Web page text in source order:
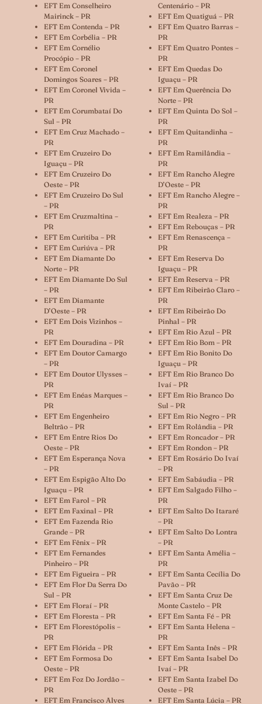
EFT Em Conselheiro
Mairinck – PR
EFT Em Contenda – PR
EFT Em Corbélia – PR
EFT Em Cornélio
Procópio – PR
EFT Em Coronel
Domingos Soares – PR
EFT Em Coronel Vivida –
PR
EFT Em Corumbataí Do
Sul – PR
EFT Em Cruz Machado –
PR
EFT Em Cruzeiro Do
Iguaçu – PR
EFT Em Cruzeiro Do
Oeste – PR
EFT Em Cruzeiro Do Sul
– PR
EFT Em Cruzmaltina –
PR
EFT Em Curitiba – PR
EFT Em Curiúva – PR
EFT Em Diamante Do
Norte – PR
EFT Em Diamante Do Sul
– PR
EFT Em Diamante
D’Oeste – PR
EFT Em Dois Vizinhos –
PR
EFT Em Douradina – PR
EFT Em Doutor Camargo
– PR
EFT Em Doutor Ulysses –
PR
EFT Em Enéas Marques –
PR
EFT Em Engenheiro
Beltrão – PR
EFT Em Entre Rios Do
Oeste – PR
EFT Em Esperança Nova
– PR
EFT Em Espigão Alto Do
Iguaçu – PR
EFT Em Farol – PR
EFT Em Faxinal – PR
EFT Em Fazenda Rio
Grande – PR
EFT Em Fênix – PR
EFT Em Fernandes
Pinheiro – PR
EFT Em Figueira – PR
EFT Em Flor Da Serra Do
Sul – PR
EFT Em Floraí – PR
EFT Em Floresta – PR
EFT Em Florestópolis –
PR
EFT Em Flórida – PR
EFT Em Formosa Do
Oeste – PR
EFT Em Foz Do Jordão –
PR
EFT Em Francisco Alves
Centenário – PR
EFT Em Quatiguá – PR
EFT Em Quatro Barras –
PR
EFT Em Quatro Pontes –
PR
EFT Em Quedas Do
Iguaçu – PR
EFT Em Querência Do
Norte – PR
EFT Em Quinta Do Sol –
PR
EFT Em Quitandinha –
PR
EFT Em Ramilândia –
PR
EFT Em Rancho Alegre
D’Oeste – PR
EFT Em Rancho Alegre –
PR
EFT Em Realeza – PR
EFT Em Rebouças – PR
EFT Em Renascença –
PR
EFT Em Reserva Do
Iguaçu – PR
EFT Em Reserva – PR
EFT Em Ribeirão Claro –
PR
EFT Em Ribeirão Do
Pinhal – PR
EFT Em Rio Azul – PR
EFT Em Rio Bom – PR
EFT Em Rio Bonito Do
Iguaçu – PR
EFT Em Rio Branco Do
Ivaí – PR
EFT Em Rio Branco Do
Sul – PR
EFT Em Rio Negro – PR
EFT Em Rolândia – PR
EFT Em Roncador – PR
EFT Em Rondon – PR
EFT Em Rosário Do Ivaí
– PR
EFT Em Sabáudia – PR
EFT Em Salgado Filho –
PR
EFT Em Salto Do Itararé
– PR
EFT Em Salto Do Lontra
– PR
EFT Em Santa Amélia –
PR
EFT Em Santa Cecília Do
Pavão – PR
EFT Em Santa Cruz De
Monte Castelo – PR
EFT Em Santa Fé – PR
EFT Em Santa Helena –
PR
EFT Em Santa Inês – PR
EFT Em Santa Isabel Do
Ivaí – PR
EFT Em Santa Izabel Do
Oeste – PR
EFT Em Santa Lúcia – PR